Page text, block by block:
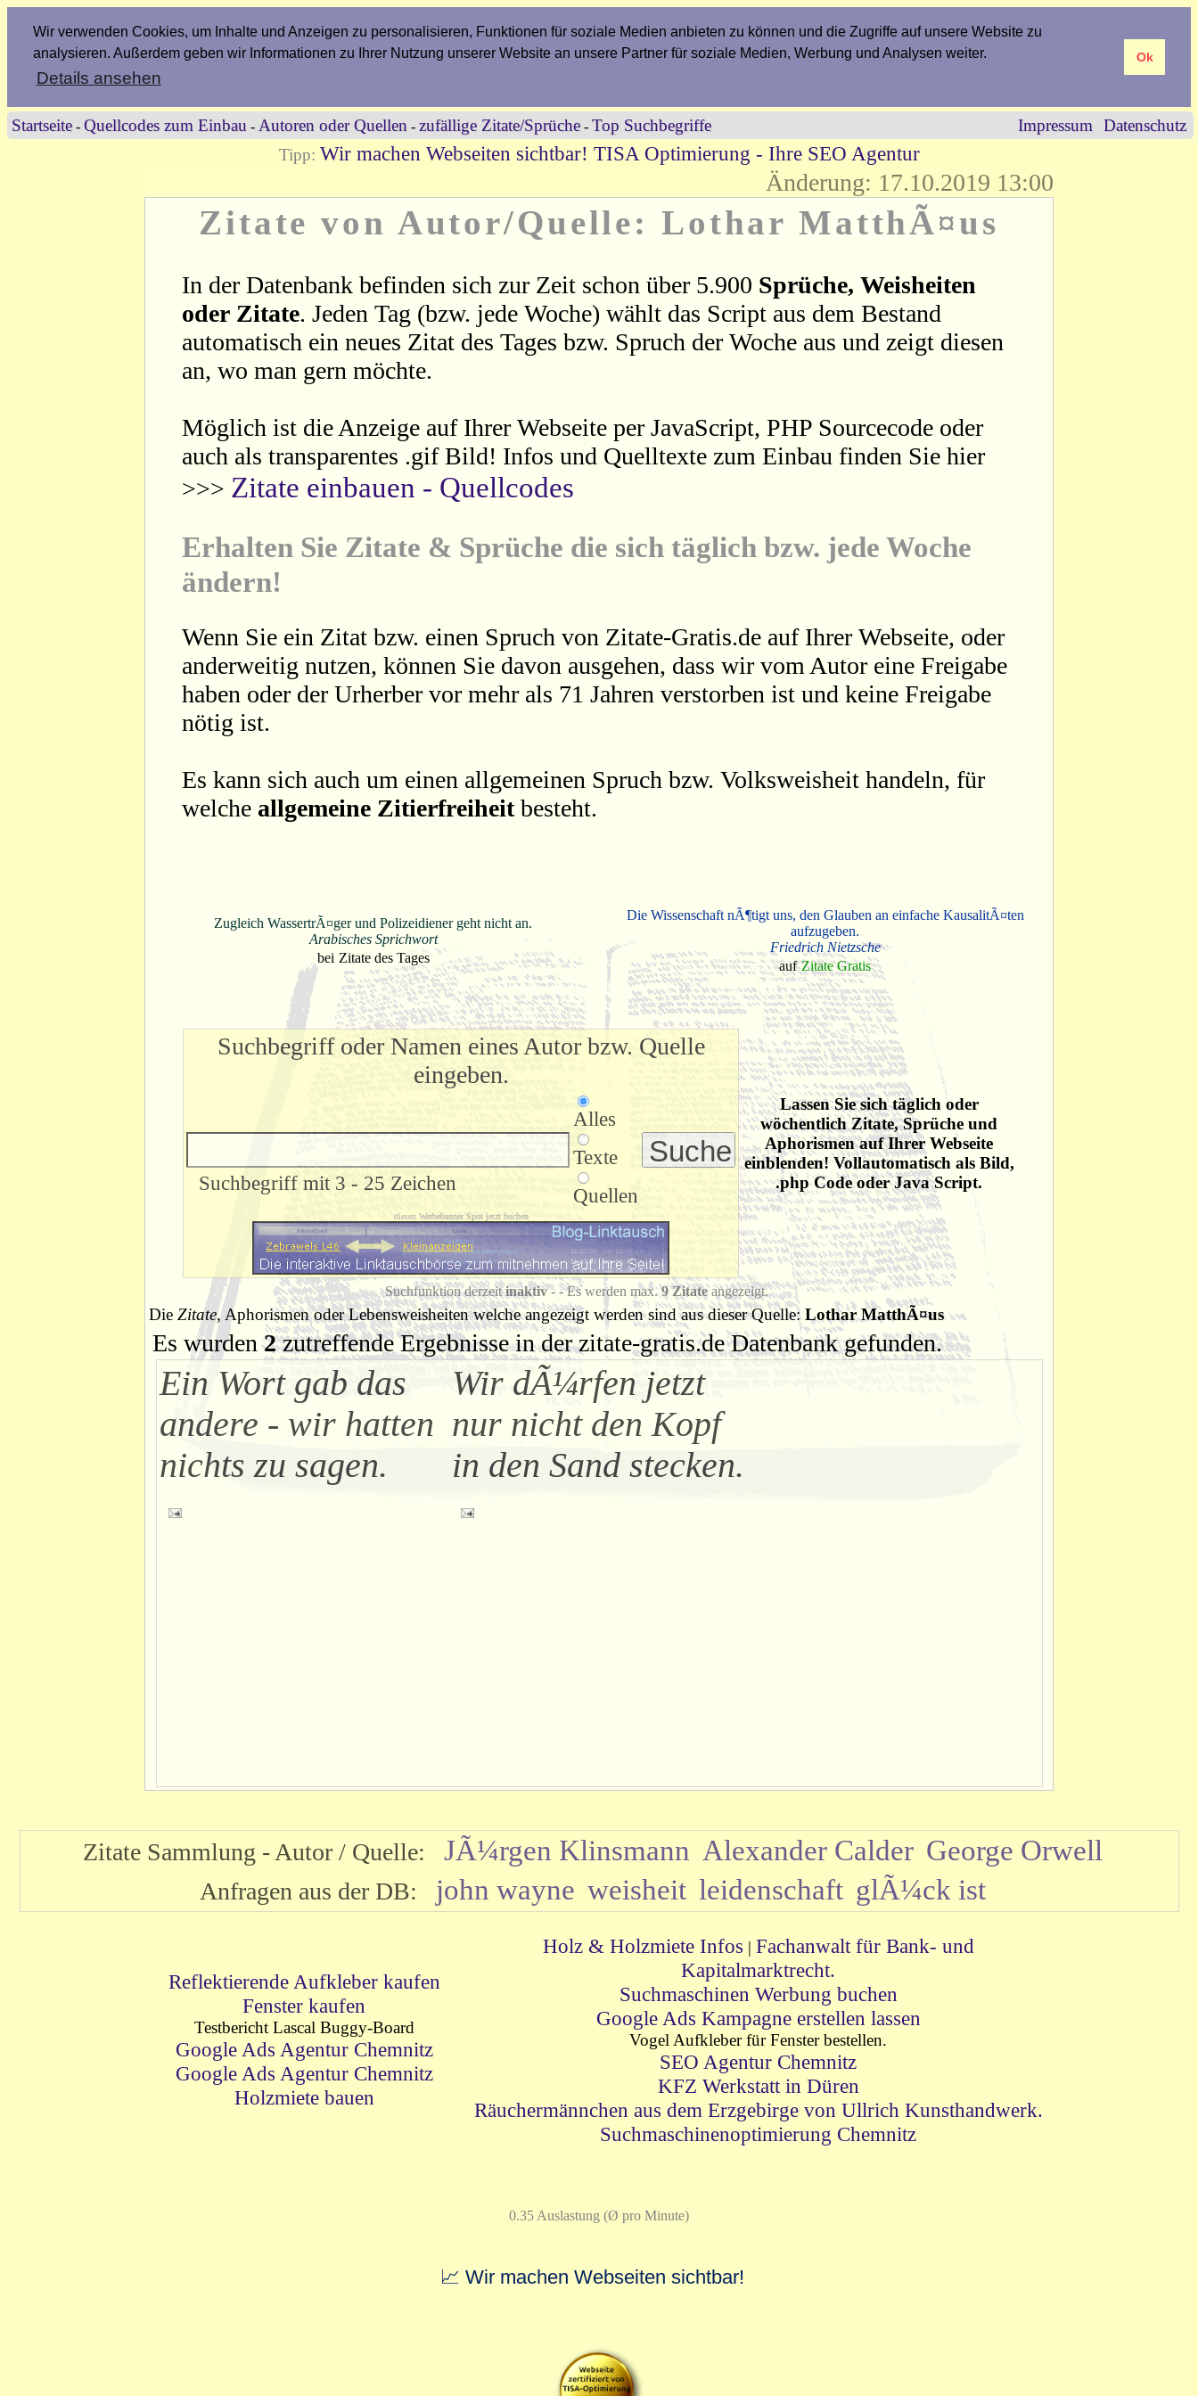
Wir verwenden Cookies, um Inhalte und Anzeigen zu personalisieren, Funktionen für soziale Medien anbieten zu können und die Zugriffe auf unsere Website zu
analysieren. Außerdem geben wir Informationen zu Ihrer Nutzung unserer Website an unsere Partner für soziale Medien, Werbung und Analysen weiter.
Details ansehen
Ok
Startseite - Quellcodes zum Einbau - Autoren oder Quellen - zufällige Zitate/Sprüche - Top Suchbegriffe Impressum
Datenschutz
Tipp: Wir machen Webseiten sichtbar! TISA Optimierung - Ihre SEO Agentur
Änderung: 17.10.2019 13:00
Zitate von Autor/Quelle: Lothar MatthÃ¤us
In der Datenbank befinden sich zur Zeit schon über 5.900 Sprüche, Weisheiten
oder Zitate. Jeden Tag (bzw. jede Woche) wählt das Script aus dem Bestand
automatisch ein neues Zitat des Tages bzw. Spruch der Woche aus und zeigt diesen
an, wo man gern möchte.
Möglich ist die Anzeige auf Ihrer Webseite per JavaScript, PHP Sourcecode oder
auch als transparentes .gif Bild! Infos und Quelltexte zum Einbau finden Sie hier
>>> Zitate einbauen - Quellcodes
Erhalten Sie Zitate & Sprüche die sich täglich bzw. jede Woche
ändern!
Wenn Sie ein Zitat bzw. einen Spruch von Zitate-Gratis.de auf Ihrer Webseite, oder
anderweitig nutzen, können Sie davon ausgehen, dass wir vom Autor eine Freigabe
haben oder der Urherber vor mehr als 71 Jahren verstorben ist und keine Freigabe
nötig ist.
Es kann sich auch um einen allgemeinen Spruch bzw. Volksweisheit handeln, für
welche allgemeine Zitierfreiheitbesteht.
Zugleich WassertrÃ¤ger und Polizeidiener geht nicht an.
Arabisches Sprichwort
bei Zitate des Tages
Die Wissenschaft nÃ¶tigt uns, den Glauben an einfache KausalitÃ¤ten
aufzugeben.
Friedrich Nietzsche
auf Zitate Gratis
Suchbegriff oder Namen eines Autor bzw. Quelle
eingeben.
Suchbegriff mit 3 - 25 Zeichen
Alles
Texte
Quellen
diesen Werbebanner Spot jetzt buchen
Lassen Sie sich täglich oder
wöchentlich Zitate, Sprüche und
Aphorismen auf Ihrer Webseite
einblenden! Vollautomatisch als Bild,
.php Code oder Java Script.
Suchfunktion derzeitinaktiv- - Es werden max.9 Zitateangezeigt.
Die Zitate, Aphorismen oder Lebensweisheiten welche angezeigt werden sind aus dieser Quelle:Lothar MatthÃ¤us
Es wurden2zutreffende Ergebnisse in der zitate-gratis.de Datenbank gefunden.
Ein Wort gab das
andere - wir hatten
nichts zu sagen.
Wir dÃ¼rfen jetzt
nur nicht den Kopf
in den Sand stecken.
Zitate Sammlung - Autor / Quelle: JÃ¼rgen Klinsmann Alexander Calder George Orwell
Anfragen aus der DB: john wayne weisheit leidenschaft glÃ¼ck ist
Reflektierende Aufkleber kaufen
Fenster kaufen
Testbericht Lascal Buggy-Board
Google Ads Agentur Chemnitz
Google Ads Agentur Chemnitz
Holzmiete bauen
Holz & Holzmiete Infos | Fachanwalt für Bank- und
Kapitalmarktrecht.
Suchmaschinen Werbung buchen
Google Ads Kampagne erstellen lassen
Vogel Aufkleber für Fenster bestellen.
SEO Agentur Chemnitz
KFZ Werkstatt in Düren
Räuchermännchen aus dem Erzgebirge von Ullrich Kunsthandwerk.
Suchmaschinenoptimierung Chemnitz
0.35 Auslastung (Ø pro Minute)
📈 Wir machen Webseiten sichtbar!